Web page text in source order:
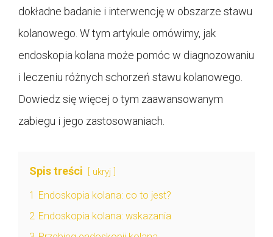
dokładne badanie i interwencję w obszarze stawu
kolanowego. W tym artykule omówimy, jak
endoskopia kolana może pomóc w diagnozowaniu
i leczeniu różnych schorzeń stawu kolanowego.
Dowiedz się więcej o tym zaawansowanym
zabiegu i jego zastosowaniach.
Spis treści ukryj
1 Endoskopia kolana: co to jest?
2 Endoskopia kolana: wskazania